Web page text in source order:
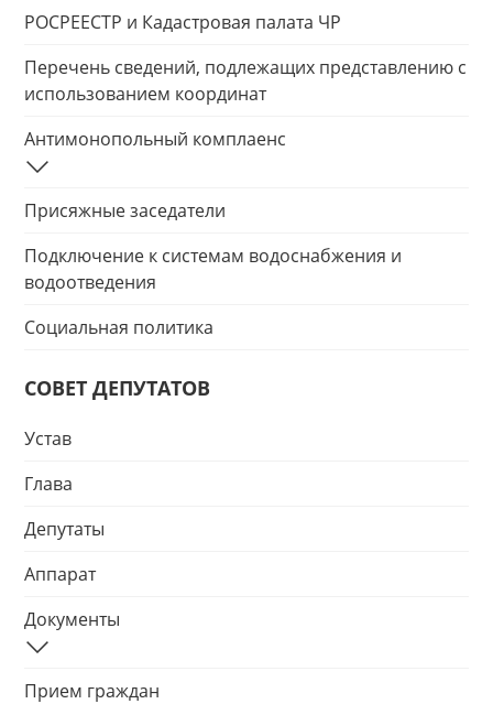
РОСРЕЕСТР и Кадастровая палата ЧР
Перечень сведений, подлежащих представлению с
использованием координат
Антимонопольный комплаенс
Присяжные заседатели
Подключение к системам водоснабжения и
водоотведения
Социальная политика
СОВЕТ ДЕПУТАТОВ
Устав
Глава
Депутаты
Аппарат
Документы
Прием граждан